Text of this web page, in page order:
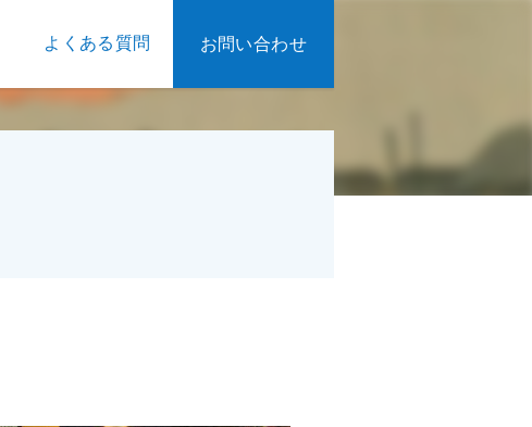
よくある質問 お問い合わせ